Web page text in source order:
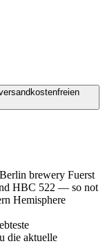
brewery Fuerst
HBC 522 — so not
Hemisphere
die aktuelle